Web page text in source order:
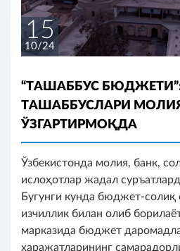
15
10/24
“ТАШАББУС
ТАШАББУСЛАРИ
ЎЗГАРТИРМОҚДА
Ўзбекистонда молия, банк,
ислоҳотлар жадал
Бугунги кунда бюджет-солиқ
изчиллик билан олиб
марказида бюджет
харажатларининг